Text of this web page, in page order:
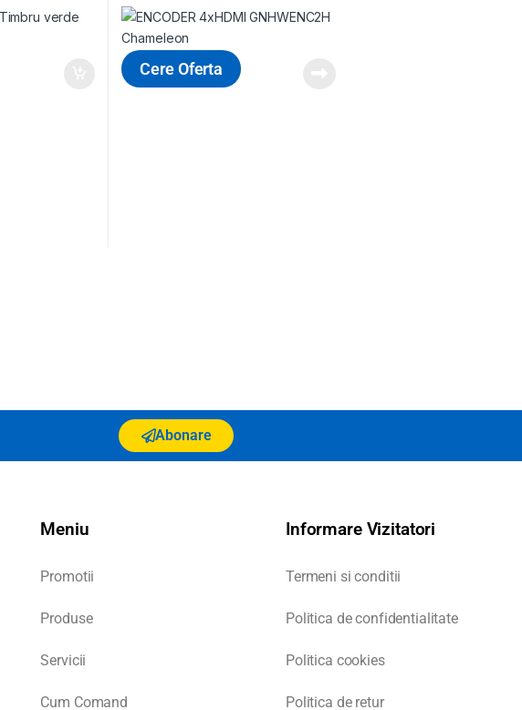
Cere Oferta
Abonare
Meniu
Promotii
Produse
Servicii
Cum Comand
Informare Vizitatori
Termeni si conditii
Politica de confidentialitate
Politica cookies
Politica de retur